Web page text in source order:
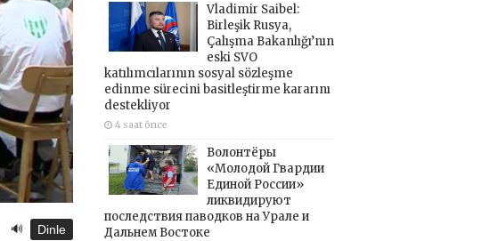
🔊 Dinle
Vladimir Saibel:
Birleşik Rusya,
Çalışma Bakanlığı’nın
eski SVO
katılımcılarının sosyal sözleşme
edinme sürecini basitleştirme kararını
destekliyor
4 saat önce
Волонтёры
«Молодой Гвардии
Единой России»
ликвидируют
последствия паводков на Урале и
Дальнем Востоке